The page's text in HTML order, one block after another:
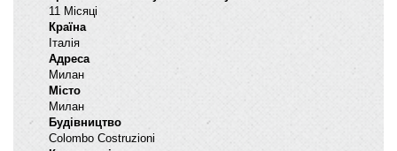
11 Місяці
Країна
Італія
Адреса
Милан
Місто
Милан
Будівництво
Colombo Costruzioni